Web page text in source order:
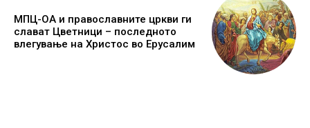
МПЦ-ОА и православните цркви ги
слават Цветници – последното
влегување на Христос во Ерусалим